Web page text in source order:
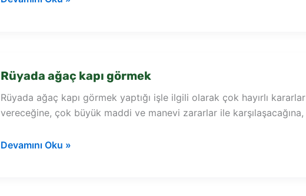
Rüyada ağaç kapı görmek
Rüyada ağaç kapı görmek yaptığı işle ilgili olarak çok hayırlı kararlar
vereceğine, çok büyük maddi ve manevi zararlar ile karşılaşacağına,
Rüyada
Devamını Oku »